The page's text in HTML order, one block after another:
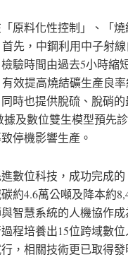
原料化性控制」、「
先，中鋼利用中子射
驗時間由過去5小時縮
效提高燒結礦生產良
時也提供脫硫、脫硝
及數位雙生模型預先
停機影響生產。
數位科技，成功完成
約4.6萬公噸及降本約
智慧系統的人機協作
程培養出15位跨域數
，相關技術更已取得